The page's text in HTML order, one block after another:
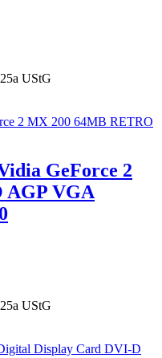
UStG
GeForce 2
AGP VGA
UStG